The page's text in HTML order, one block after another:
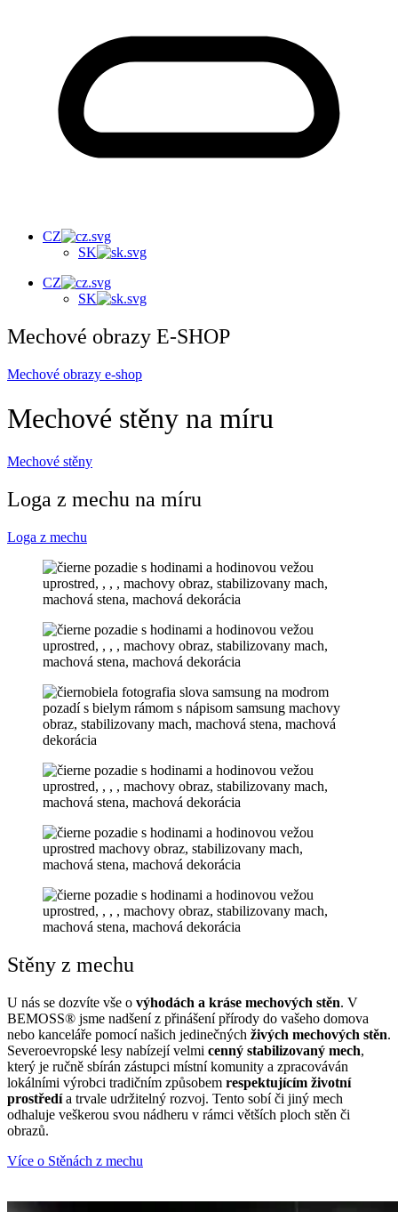
CZ
SK
CZ
SK
Mechové obrazy E-SHOP
Mechové obrazy e-shop
Mechové stěny na míru
Mechové stěny
Loga z mechu na míru
Loga z mechu
Stěny z mechu
U nás se dozvíte vše o výhodách a kráse mechových stěn. V
BEMOSS® jsme nadšení z přinášení přírody do vašeho domova
nebo kanceláře pomocí našich jedinečných živých mechových stěn.
Severoevropské lesy nabízejí velmi cenný stabilizovaný mech,
který je ručně sbírán zástupci místní komunity a zpracováván
lokálními výrobci tradičním způsobem respektujícím životní
prostředía trvale udržitelný rozvoj. Tento sobí či jiný mech
odhaluje veškerou svou nádheru v rámci větších ploch stěn či
obrazů.
Více o Stěnách z mechu